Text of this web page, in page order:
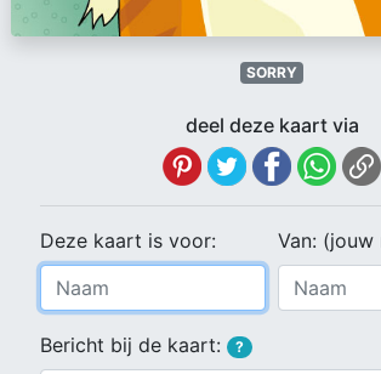
SORRY
deel deze kaart via
Deze kaart is voor: Van: (jouw
Bericht bij de kaart: ?